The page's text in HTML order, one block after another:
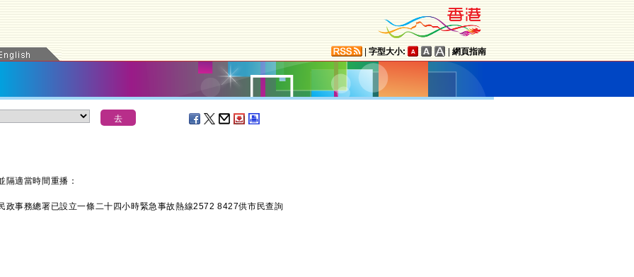
字型大小: 網頁指南
隔適當時間重播：
務總署已設立一條二十四小時緊急事故熱線2572 8427供市民查詢